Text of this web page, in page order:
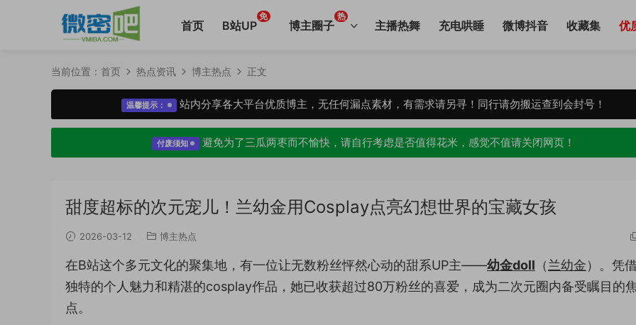
首页 B站UP
免
博主圈子
热
主播热舞 充电哄睡 微博抖音 收藏集 优
当前位置： 首页 热点资讯 博主热点 正文
温馨提示： 站内分享各大平台优质博主，无任何漏点素材，有需求请另寻！同行请勿搬运查到会封号！
付废须知 避免为了三瓜两枣而不愉快，请自行考虑是否值得花米，感觉不值请关闭网页！
甜度超标的次元宠儿！兰幼金用Cosplay点亮幻想世界的宝藏女孩
2026-03-12 博主热点
在B站这个多元文化的聚集地，有一位让无数粉丝怦然心动的甜系UP主——幼金doll （兰幼金）。凭
独特的个人魅力和精湛的cosplay作品，她已收获超过80万粉丝的喜爱，成为二次元圈内备受瞩目的
点。